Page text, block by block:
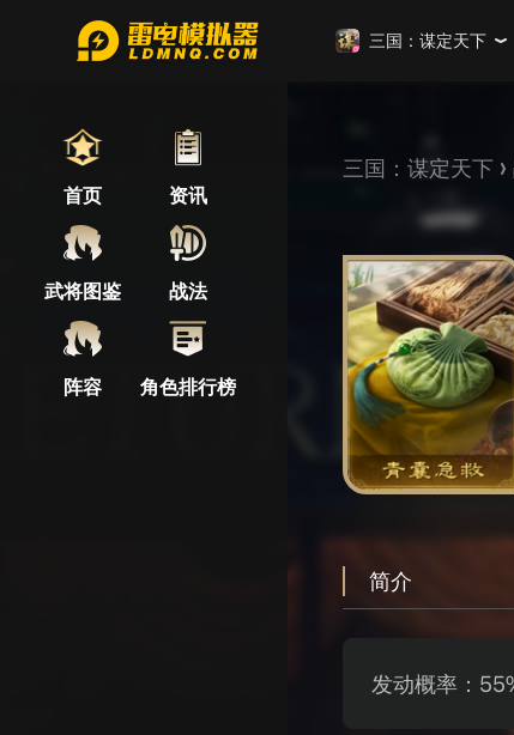
三国：谋定天下
首页 资讯
武将图鉴 战法
阵容 角色排行榜
三国：谋定天下
简介
发动概率：